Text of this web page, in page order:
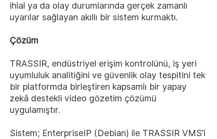
ihlal ya da olay durumlarında gerçek zamanlı
uyarılar sağlayan akıllı bir sistem kurmaktı.
Çözüm
TRASSIR, endüstriyel erişim kontrolünü, iş yeri
uyumluluk analitiğini ve güvenlik olay tespitini tek
bir platformda birleştiren kapsamlı bir yapay
zekâ destekli video gözetim çözümü
uygulamıştır.
Sistem; EnterpriseIP (Debian) ile TRASSIR VMS’i